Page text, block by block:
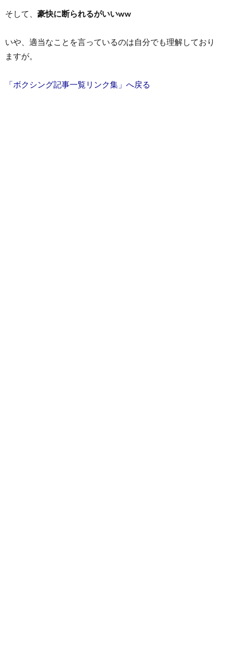
そして、 豪快に断られるがいいww
いや、適当なことを言っているのは自分でも理解しており
ますが。
「ボクシング記事一覧リンク集」へ戻る